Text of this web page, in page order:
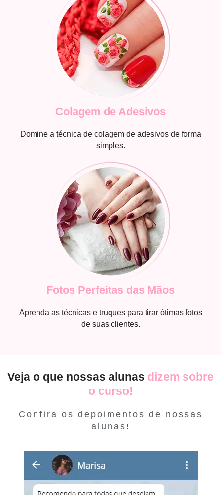
Colagem de Adesivos
Domine a técnica de colagem de adesivos de forma
simples.
Fotos Perfeitas das Mãos
Aprenda as técnicas e truques para tirar ótimas fotos
de suas clientes.
Veja o que nossas alunas dizem sobre
o curso!
Confira os depoimentos de nossas
alunas!